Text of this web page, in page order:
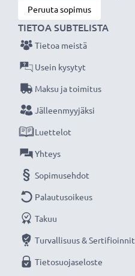
Peruuta sopimus
TIETOA SUBTELISTA
Tietoa meistä
Usein kysytyt
Maksu ja toimitus
Jälleenmyyjäksi
Luettelot
Yhteys
Sopimusehdot
Palautusoikeus
Takuu
Turvallisuus & Sertifioinnit
Tietosuojaseloste